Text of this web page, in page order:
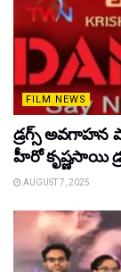
FILM NEWS
డ్రగ్స్ అవగాహన
హీరో కృష్ణసాయి
AUGUST 7, 2025